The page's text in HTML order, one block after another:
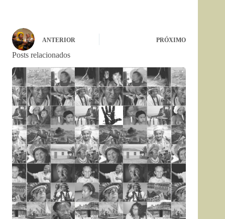
ANTERIOR PRÓXIMO
Posts relacionados